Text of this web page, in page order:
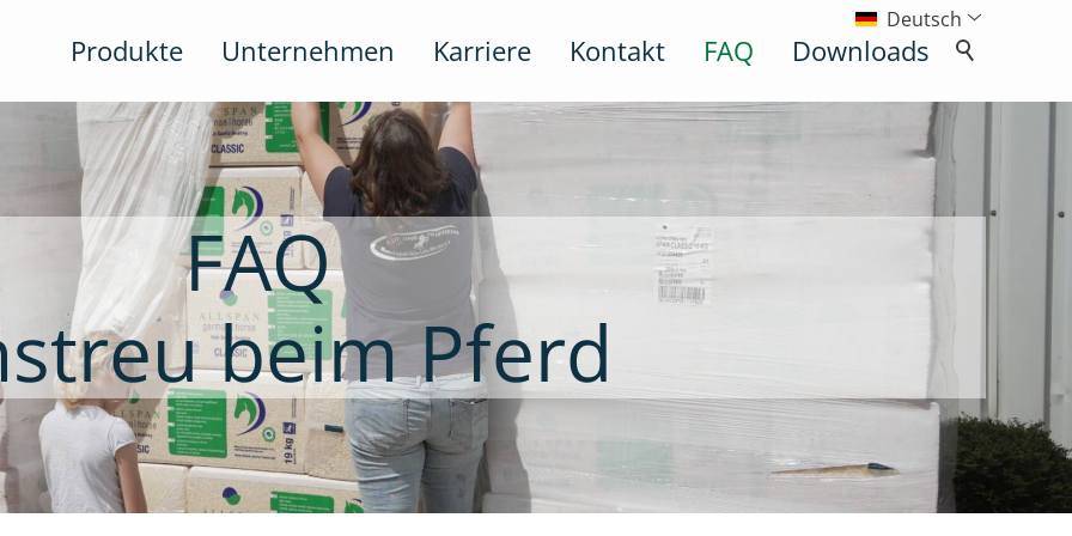
Deutsch
Produkte Unternehmen Karriere Kontakt FAQ Downloads
FAQ
beim Pferd